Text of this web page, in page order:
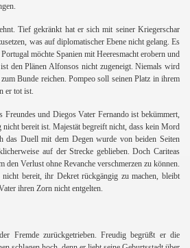
Tief gekränkt hat er sich mit seiner Kriegerschar
was auf diplomatischer Ebene nicht gelang. Es
möchte Spanien mit Heeresmacht erobern und
den Plänen Alfonsos nicht zugeneigt. Niemals wird
Bunde reichen. Pompeo soll seinen Platz in ihrem
er tot ist.
und Diegos Vater Fernando ist bekümmert,
bereit ist. Majestät begreift nicht, dass kein Mord
das Duell mit dem Degen wurde von beiden Seiten
auf der Strecke geblieben. Doch Cariteas
den Verlust ohne Revanche verschmerzen zu können.
bereit, ihr Dekret rückgängig zu machen, bleibt
ihren Zorn nicht entgelten.
Fremde zurückgetrieben. Freudig begrüßt er die